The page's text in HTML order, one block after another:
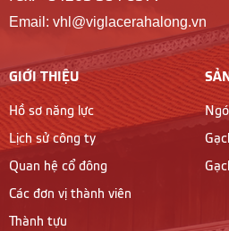
Email: vhl@viglacerahalong.vn
GIỚI THIỆU
Hồ sơ năng lực
Lịch sử công ty
Quan hệ cổ đông
Các đơn vị thành viên
Thành tựu